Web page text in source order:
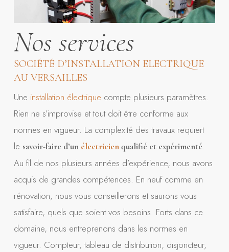
Nos services
SOCIÉTÉ D’INSTALLATION ELECTRIQUE
AU VERSAILLES
Une installation électrique compte plusieurs paramètres.
Rien ne s’improvise et tout doit être conforme aux
normes en vigueur. La complexité des travaux requiert
le savoir-faire d’un électricienqualifié et expérimenté.
Au fil de nos plusieurs années d’expérience, nous avons
acquis de grandes compétences. En neuf comme en
rénovation, nous vous conseillerons et saurons vous
satisfaire, quels que soient vos besoins. Forts dans ce
domaine, nous entreprenons dans les normes en
vigueur. Compteur, tableau de distribution, disjoncteur,